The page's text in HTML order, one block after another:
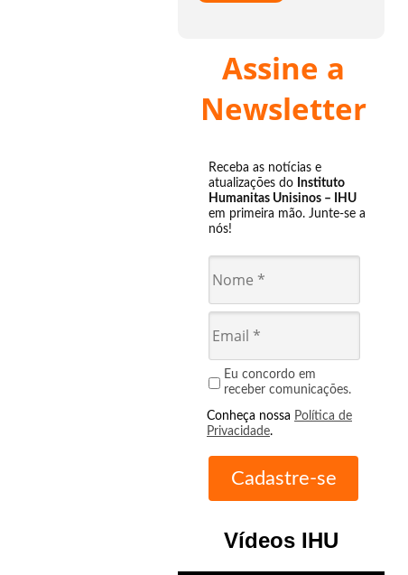
Assine a
Newsletter
Receba as notícias e
atualizações do Instituto
Humanitas Unisinos – IHU
em primeira mão. Junte-se a
nós!
Eu concordo em
receber comunicações.
Conheça nossa Política de
Privacidade.
Vídeos IHU